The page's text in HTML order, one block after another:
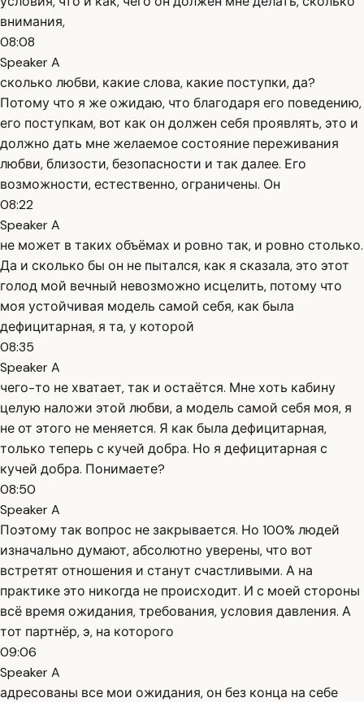
внимания,
08:08
Speaker A
сколько любви, какие слова, какие поступки, да?
Потому что я же ожидаю, что благодаря его поведению,
его поступкам, вот как он должен себя проявлять, это и
должно дать мне желаемое состояние переживания
любви, близости, безопасности и так далее. Его
возможности, естественно, ограничены. Он
08:22
Speaker A
не может в таких объёмах и ровно так, и ровно столько.
Да и сколько бы он не пытался, как я сказала, это этот
голод мой вечный невозможно исцелить, потому что
моя устойчивая модель самой себя, как была
дефицитарная, я та, у которой
08:35
Speaker A
чего-то не хватает, так и остаётся. Мне хоть кабину
целую наложи этой любви, а модель самой себя моя, я
не от этого не меняется. Я как была дефицитарная,
только теперь с кучей добра. Но я дефицитарная с
кучей добра. Понимаете?
08:50
Speaker A
Поэтому так вопрос не закрывается. Но 100% людей
изначально думают, абсолютно уверены, что вот
встретят отношения и станут счастливыми. А на
практике это никогда не происходит. И с моей стороны
всё время ожидания, требования, условия давления. А
тот партнёр, э, на которого
09:06
Speaker A
адресованы все мои ожидания, он без конца на себе